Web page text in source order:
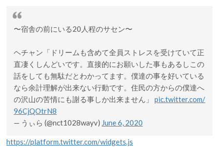
〜宿舎の前にいる20人程のサセン〜
ヘチャン「ドリームも含めて全員ストレスを受けていて正
直凄くしんどいです。直接的にお願いした事もあるしこの
話をしても無駄だとわかってます。僕達の事を好いている
なら余計理解が出来ない行動です。住民の方からの僕達へ
の沢山の苦情にも謝る事しか出来ません」 pic.twitter.com/
96CjQOtrN8
— うぃら (@nct1028wayv) June 6, 2020
https://platform.twitter.com/widgets.js